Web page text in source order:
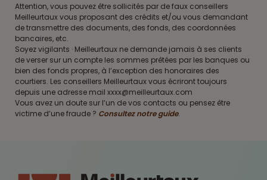
Attention, vous pouvez être sollicités par de faux conseillers
Meilleurtaux vous proposant des crédits et/ou vous demandant
de transmettre des documents, des fonds, des coordonnées
bancaires, etc.
Soyez vigilants · Meilleurtaux ne demande jamais à ses clients
de verser sur un compte les sommes prêtées par les banques ou
bien des fonds propres, à l’exception des honoraires des
courtiers. Les conseillers Meilleurtaux vous écriront toujours
depuis une adresse mail xxxx@meilleurtaux.com
Vous avez un doute sur l’un de vos contacts ou pensez être
victime d’une fraude ? Consultez notre guide.